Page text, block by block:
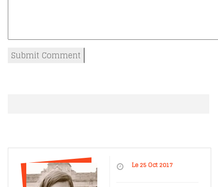
Le 25 Oct 2017